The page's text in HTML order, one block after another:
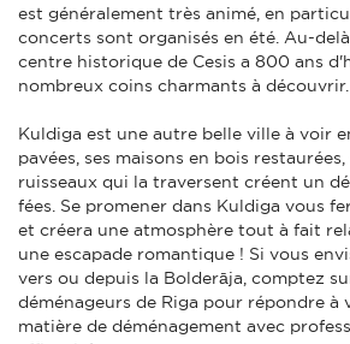
est généralement très animé, en
concerts sont organisés en été. Au-
centre historique de Cesis a 800 ans
nombreux coins charmants à découvrir.
Kuldiga est une autre belle ville à voir
pavées, ses maisons en bois
ruisseaux qui la traversent créent un
fées. Se promener dans Kuldiga vous
et créera une atmosphère tout à fait
une escapade romantique ! Si vous
vers ou depuis la Bolderāja, comptez
déménageurs de Riga pour répondre à
matière de déménagement avec